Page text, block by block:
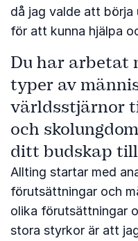
då jag valde att börja
för att kunna hjälpa
Du har arbetat
typer av
världsstjärnor
och
ditt budskap
Allting startar med
förutsättningar och
olika förutsättningar
stora styrkor är att